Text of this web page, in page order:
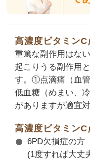
高濃度ビタミンC
重篤な副作用はな
起こりうる副作用
す。①点滴痛（血
低血糖（めまい、
がありますが適宜
高濃度ビタミン
6PD欠損症の
(1度すれば大丈